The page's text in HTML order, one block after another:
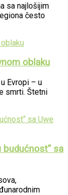
sa najlošijim
često
oblaku
Evropi – u
smrti. Štetni
budućnost“ sa